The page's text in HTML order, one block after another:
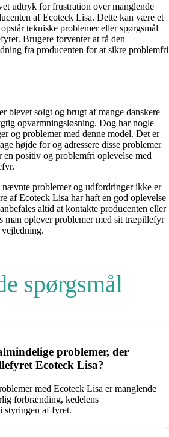
udtryk for frustration over manglende
af Ecoteck Lisa. Dette kan være et
tekniske problemer eller spørgsmål
Brugere forventer at få den
fra producenten for at sikre problemfri
blevet solgt og brugt af mange danskere
opvarmningsløsning. Dog har nogle
og problemer med denne model. Det er
højde for og adressere disse problemer
en positiv og problemfri oplevelse med
problemer og udfordringer ikke er
af Ecoteck Lisa har haft en god oplevelse
altid at kontakte producenten eller
man oplever problemer med sit træpillefyr
spørgsmål
problemer, der
Ecoteck Lisa?
med Ecoteck Lisa er manglende
forbrænding, kedelens
styringen af fyret.